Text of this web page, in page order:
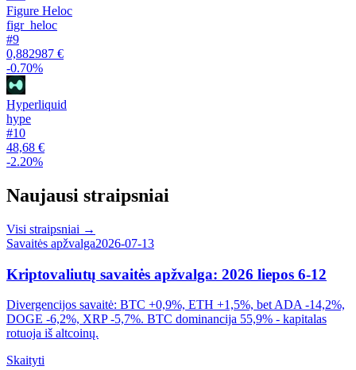
Figure Heloc
figr_heloc
#9
0,882987 €
-0.70%
Hyperliquid
hype
#10
48,68 €
-2.20%
Naujausi straipsniai
Visi straipsniai →
Savaitės apžvalga2026-07-13
Kriptovaliutų savaitės apžvalga: 2026 liepos 6-12
Divergencijos savaitė: BTC +0,9%, ETH +1,5%, bet ADA -14,2%,
DOGE -6,2%, XRP -5,7%. BTC dominancija 55,9% - kapitalas
rotuoja iš altcoinų.
Skaityti